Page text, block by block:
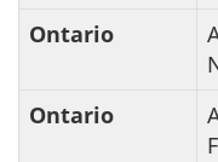
Ontario
Ontario